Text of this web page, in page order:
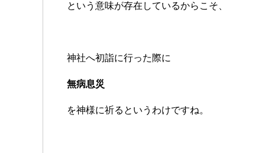
という意味が存在しているからこそ、
神社へ初詣に行った際に
無病息災
を神様に祈るというわけですね。